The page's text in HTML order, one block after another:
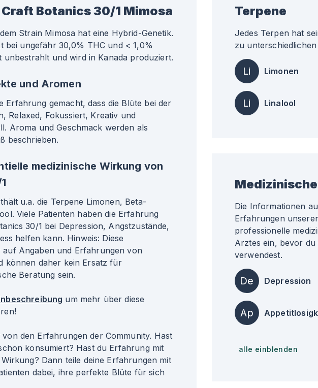
Craft Botanics 30/1 Mimosa
Strain Mimosa hat eine Hybrid-Genetik.
bei ungefähr 30,0% THC und < 1,0%
unbestrahlt und wird in Kanada produziert.
und Aromen
Erfahrung gemacht, dass die Blüte bei der
Relaxed, Fokussiert, Kreativ und
Aroma und Geschmack werden als
beschrieben.
medizinische Wirkung von
u.a. die Terpene Limonen, Beta-
Viele Patienten haben die Erfahrung
30/1 bei Depression, Angstzustände,
helfen kann. Hinweis: Diese
Angaben und Erfahrungen von
können daher kein Ersatz für
Beratung sein.
um mehr über diese
den Erfahrungen der Community. Hast
konsumiert? Hast du Erfahrung mit
Dann teile deine Erfahrungen mit
dabei, ihre perfekte Blüte für sich
Terpene
Jedes Terpen hat
zu
Li Limonen
Li Linalool
Die Informationen
Erfahrungen
professionelle
Arztes ein, bevor
verwendest.
De Depression
Ap
alle einblenden